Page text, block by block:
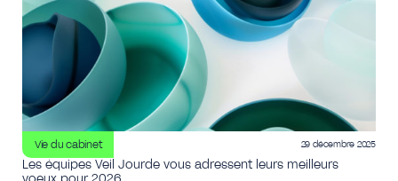
Vie du cabinet 29 décembre 2025
Les équipes Veil Jourde vous adressent leurs meilleurs